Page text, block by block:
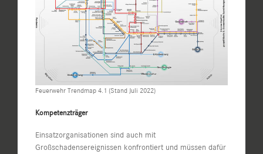
Feuerwehr Trendmap 4.1 (Stand Juli 2022)
Kompetenzträger
Einsatzorganisationen sind auch mit
Großschadensereignissen konfrontiert und müssen dafür